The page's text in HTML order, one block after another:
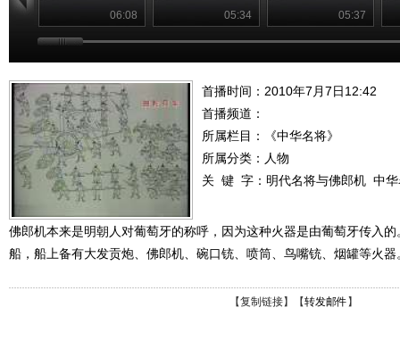
06:08 05:34 05:37
首播时间：2010年7月7日12:42
首播频道：
所属栏目：
《中华名将》
所属分类：人物
关 键 字： 明代名将与佛郎机 中
佛郎机本来是明朝人对葡萄牙的称呼，因为这种火器是由葡萄牙传入
船，船上备有大发贡炮、佛郎机、碗口铳、喷筒、鸟嘴铳、烟罐等火器
【复制链接】【转发邮件 】